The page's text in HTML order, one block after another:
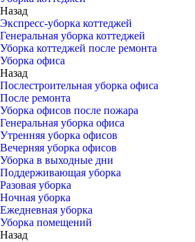
Назад
Экспресс-уборка коттеджей
Генеральная уборка коттеджей
Уборка коттеджей после ремонта
Уборка офиса
Назад
Послестроительная уборка офиса
После ремонта
Уборка офисов после пожара
Генеральная уборка офиса
Утренняя уборка офисов
Вечерняя уборка офисов
Уборка в выходные дни
Поддерживающая уборка
Разовая уборка
Ночная уборка
Ежедневная уборка
Уборка помещений
Назад